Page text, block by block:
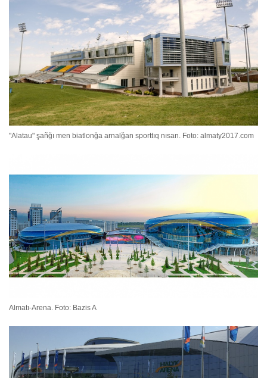
"Alatau" şañğı men biatlonğa arnalğan sporttıq nısan. Foto: almaty2017.com
Almatı-Arena. Foto: Bazis A